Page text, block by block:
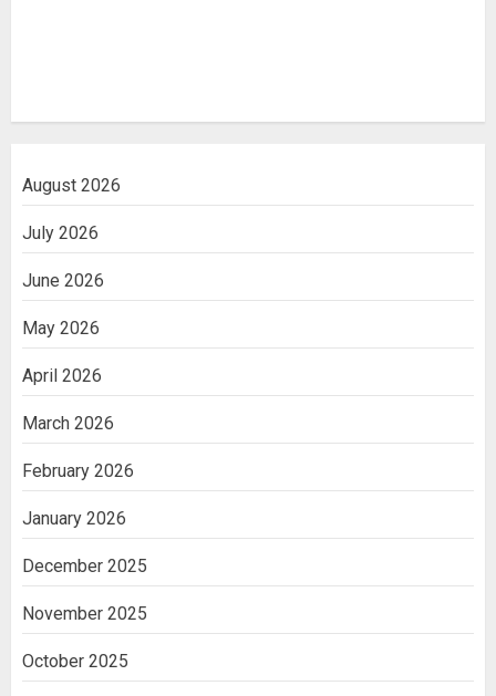
August 2026
July 2026
June 2026
May 2026
April 2026
March 2026
February 2026
January 2026
December 2025
November 2025
October 2025